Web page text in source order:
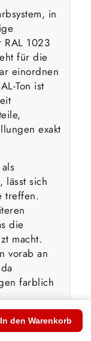
in
1023
für die
einordnen
Ton ist
exakt
lässt sich
treffen.
die
macht.
vorab an
farblich
In den Warenkorb
🛒 👤
Konto